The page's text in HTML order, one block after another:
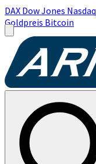
DAX Dow Jones Nasdaq
Goldpreis Bitcoin